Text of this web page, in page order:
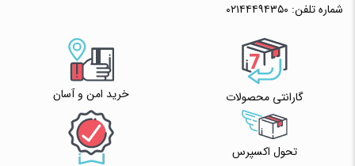
شماره تلفن: ۰۲۱۴۴۴۹۴۳۵۰
گارانتی محصولات خرید امن و آسان
تحول اکسپرس